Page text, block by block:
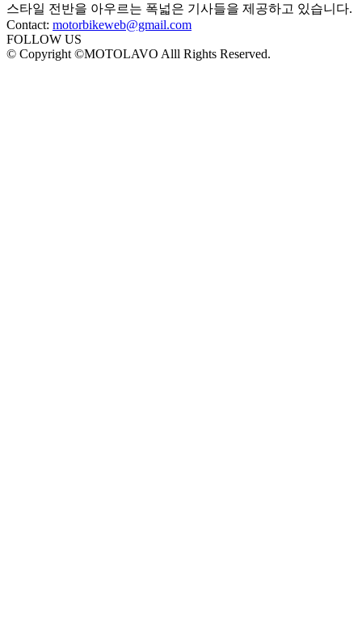
스타일 전반을 아우르는 폭넓은 기사들을 제공하고 있습니다.
Contact: motorbikeweb@gmail.com
FOLLOW US
© Copyright ©MOTOLAVO Alll Rights Reserved.